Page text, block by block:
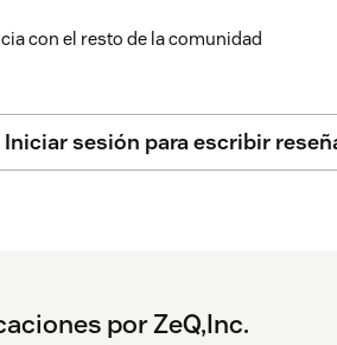
con el resto de la comunidad
Iniciar sesión para escribir
por ZeQ,Inc.